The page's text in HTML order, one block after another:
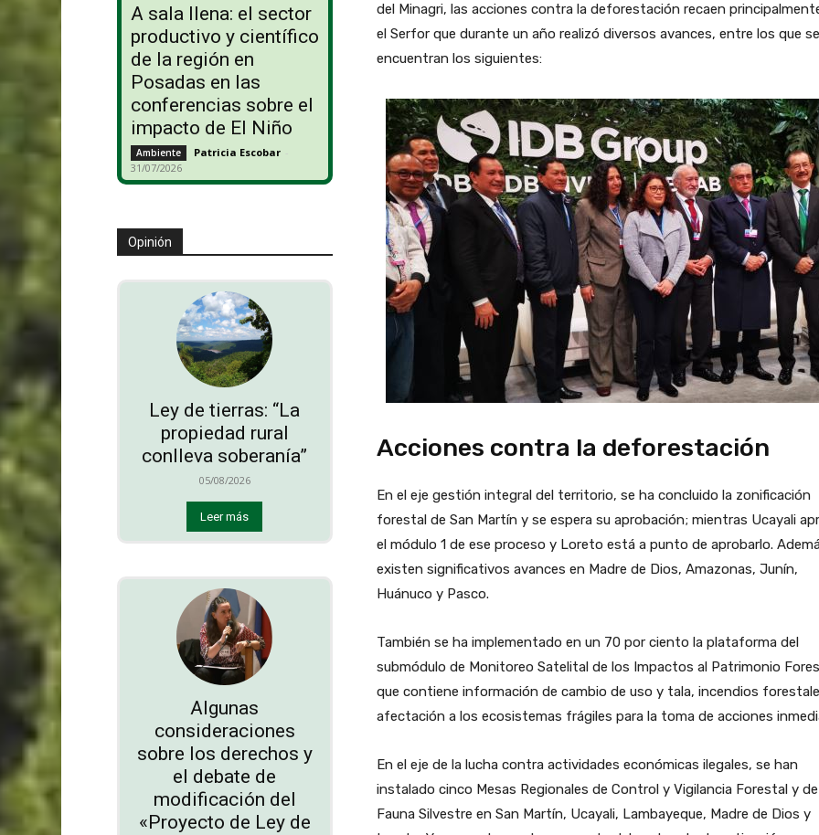
A sala llena: el sector
productivo y científico
de la región en
Posadas en las
conferencias sobre el
impacto de El Niño
Ambiente Patricia Escobar -
31/07/2026
Opinión
Ley de tierras: “La
propiedad rural
conlleva soberanía”
05/08/2026
Leer más
Algunas
consideraciones
sobre los derechos y
el debate de
modificación del
«Proyecto de Ley de
del Minagri, las acciones contra la deforestación recaen
el Serfor que durante un año realizó diversos avances, entre los que se
encuentran los siguientes:
Acciones contra la deforestación
En el eje gestión integral del territorio, se ha concluido la zonificación
forestal de San Martín y se espera su aprobación; mientras Ucayali
el módulo 1 de ese proceso y Loreto está a punto de aprobarlo.
existen significativos avances en Madre de Dios, Amazonas, Junín,
Huánuco y Pasco.
También se ha implementado en un 70 por ciento la plataforma del
submódulo de Monitoreo Satelital de los Impactos al Patrimonio
que contiene información de cambio de uso y tala, incendios
afectación a los ecosistemas frágiles para la toma de acciones
En el eje de la lucha contra actividades económicas ilegales, se han
instalado cinco Mesas Regionales de Control y Vigilancia Forestal y de
Fauna Silvestre en San Martín, Ucayali, Lambayeque, Madre de Dios y